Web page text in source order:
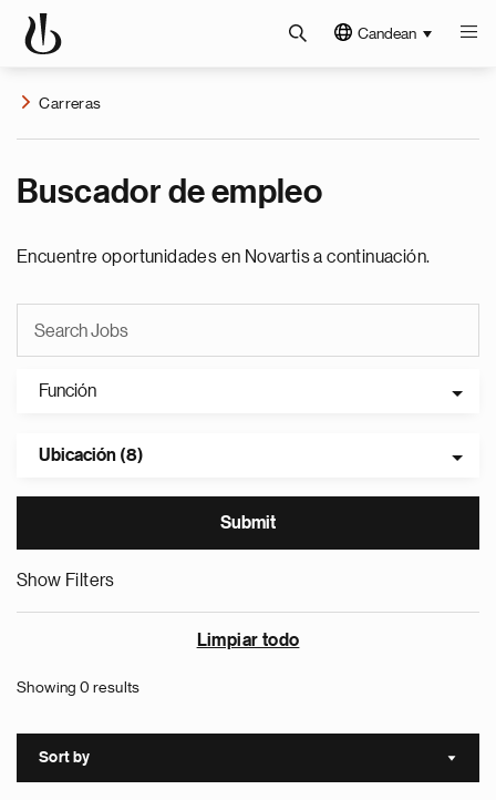
Candean
Carreras
Buscador de empleo
Encuentre oportunidades en Novartis a continuación.
Función
Ubicación (8)
Show Filters
Limpiar todo
Showing 0 results
Sort by Sort